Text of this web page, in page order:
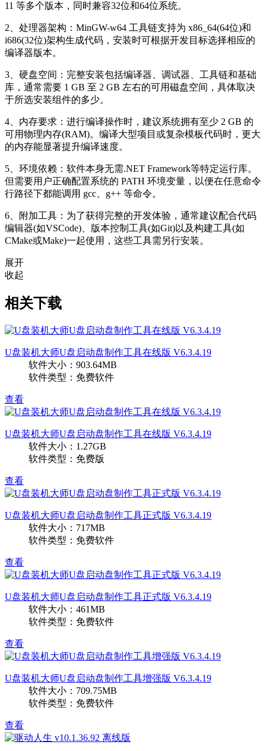
11 等多个版本，同时兼容32位和64位系统。
2、处理器架构：MinGW-w64 工具链支持为 x86_64(64位)和
i686(32位)架构生成代码，安装时可根据开发目标选择相应的
编译器版本。
3、硬盘空间：完整安装包括编译器、调试器、工具链和基础
库，通常需要 1 GB 至 2 GB 左右的可用磁盘空间，具体取决
于所选安装组件的多少。
4、内存要求：进行编译操作时，建议系统拥有至少 2 GB 的
可用物理内存(RAM)。编译大型项目或复杂模板代码时，更大
的内存能显著提升编译速度。
5、环境依赖：软件本身无需.NET Framework等特定运行库。
但需要用户正确配置系统的 PATH 环境变量，以便在任意命令
行路径下都能调用 gcc、g++ 等命令。
6、附加工具：为了获得完整的开发体验，通常建议配合代码
编辑器(如VSCode)、版本控制工具(如Git)以及构建工具(如
CMake或Make)一起使用，这些工具需另行安装。
展开
收起
相关下载
U盘装机大师U盘启动盘制作工具在线版 V6.3.4.19
软件大小：903.64MB
软件类型：免费软件
查看
U盘装机大师U盘启动盘制作工具在线版 V6.3.4.19
软件大小：1.27GB
软件类型：免费版
查看
U盘装机大师U盘启动盘制作工具正式版 V6.3.4.19
软件大小：717MB
软件类型：免费软件
查看
U盘装机大师U盘启动盘制作工具正式版 V6.3.4.19
软件大小：461MB
软件类型：免费软件
查看
U盘装机大师U盘启动盘制作工具增强版 V6.3.4.19
软件大小：709.75MB
软件类型：免费软件
查看